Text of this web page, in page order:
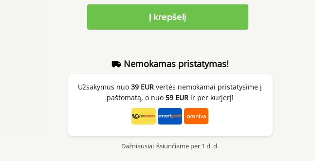
Į krepšelį
Nemokamas pristatymas!
Užsakymus nuo39 EUR vertės nemokamai pristatysime į
paštomatą, o nuo 59 EURir per kurjerį!
Dažniausiai išsiunčiame per 1 d. d.